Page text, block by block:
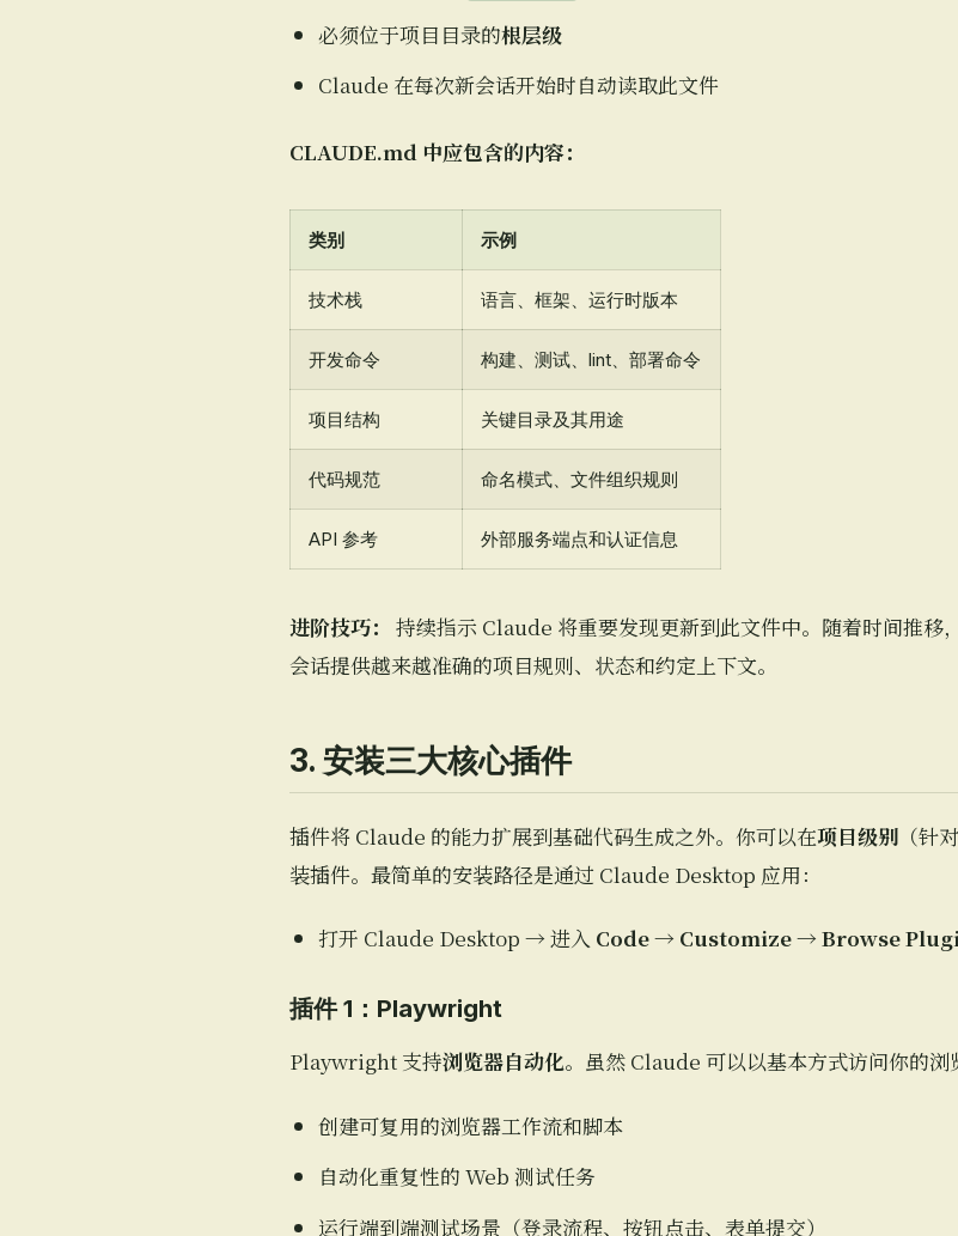
必须位于项目目录的根层级
Claude 在每次新会话开始时自动读取此文件
CLAUDE.md 中应包含的内容：
类别 示例
技术栈 语言、框架、运行时版本
开发命令 构建、测试、lint、部署命令
项目结构 关键目录及其用途
代码规范 命名模式、文件组织规则
API 参考 外部服务端点和认证信息
进阶技巧： 持续指示 Claude 将重要发现更新到此文件中。随着时间推移，
会话提供越来越准确的项目规则、状态和约定上下文。
3. 安装三大核心插件
插件将 Claude 的能力扩展到基础代码生成之外。你可以在项目级别 （针
装插件。最简单的安装路径是通过 Claude Desktop 应用：
打开 Claude Desktop → 进入 Code→ Customize→ Browse
插件 1：Playwright
Playwright 支持浏览器自动化。虽然 Claude 可以以基本方式访问你的
创建可复用的浏览器工作流和脚本
自动化重复性的 Web 测试任务
运行端到端测试场景（登录流程、按钮点击、表单提交）